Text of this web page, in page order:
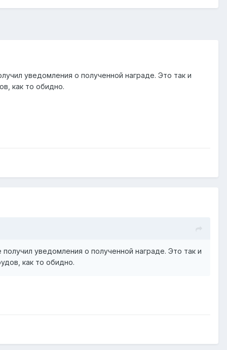
уведомления о полученной награде. Это так и
как то обидно.
уведомления о полученной награде. Это так и
как то обидно.